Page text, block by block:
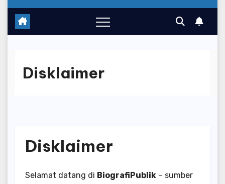
Disklaimer
Disklaimer
Selamat datang di BiografiPublik – sumber